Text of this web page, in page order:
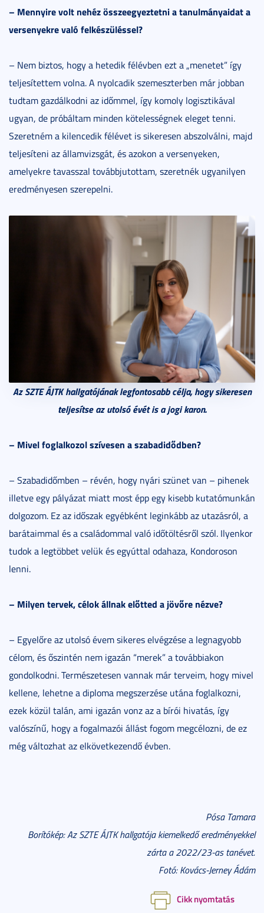
– Mennyire volt nehéz összeegyeztetni a tanulmányaidat a
versenyekre való felkészüléssel?
– Nem biztos, hogy a hetedik félévben ezt a „menetet” így
teljesítettem volna. A nyolcadik szemeszterben már jobban
tudtam gazdálkodni az időmmel, így komoly logisztikával
ugyan, de próbáltam minden kötelességnek eleget tenni.
Szeretném a kilencedik félévet is sikeresen abszolválni, majd
teljesíteni az államvizsgát, és azokon a versenyeken,
amelyekre tavasszal továbbjutottam, szeretnék ugyanilyen
eredményesen szerepelni.
Az SZTE ÁJTK hallgatójának legfontosabb célja, hogy sikeresen
teljesítse az utolsó évét is a jogi karon.
– Mivel foglalkozol szívesen a szabadidődben?
– Szabadidőmben – révén, hogy nyári szünet van – pihenek
illetve egy pályázat miatt most épp egy kisebb kutatómunkán
dolgozom. Ez az időszak egyébként leginkább az utazásról, a
barátaimmal és a családommal való időtöltésről szól. Ilyenkor
tudok a legtöbbet velük és egyúttal odahaza, Kondoroson
lenni.
– Milyen tervek, célok állnak előtted a jövőre nézve?
– Egyelőre az utolsó évem sikeres elvégzése a legnagyobb
célom, és őszintén nem igazán “merek” a továbbiakon
gondolkodni. Természetesen vannak már terveim, hogy mivel
kellene, lehetne a diploma megszerzése utána foglalkozni,
ezek közül talán, ami igazán vonz az a bírói hivatás, így
valószínű, hogy a fogalmazói állást fogom megcélozni, de ez
még változhat az elkövetkezendő évben.
Pósa Tamara
Borítókép: Az SZTE ÁJTK hallgatója kiemelkedő eredményekkel
zárta a 2022/23-as tanévet.
Fotó: Kovács-Jerney Ádám
Cikk nyomtatás